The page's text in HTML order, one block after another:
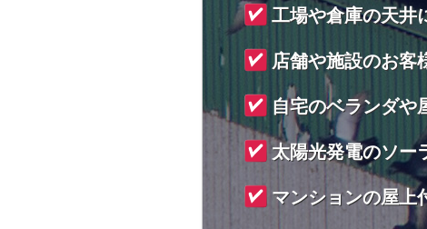
工場や倉庫の天井
店舗や施設のお客
自宅のベランダや
太陽光発電のソー
マンションの屋上